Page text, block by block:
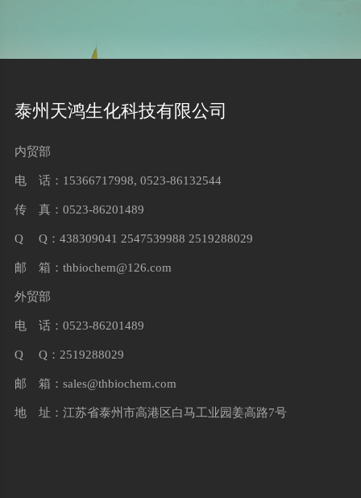
泰州天鸿生化科技有限公司
内贸部
电 话：15366717998, 0523-86132544
传 真：0523-86201489
Q Q：438309041 2547539988 2519288029
邮 箱： thbiochem@126.com
外贸部
电 话：0523-86201489
Q Q：2519288029
邮 箱： sales@thbiochem.com
地 址：江苏省泰州市高港区白马工业园姜高路7号